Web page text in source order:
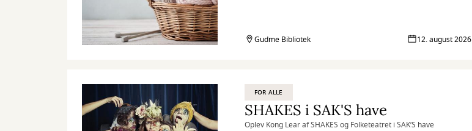
Gudme Bibliotek 12. august 2026
FOR ALLE
SHAKES i SAK'S have
Oplev Kong Lear af SHAKES og Folketeatret i SAK’S have